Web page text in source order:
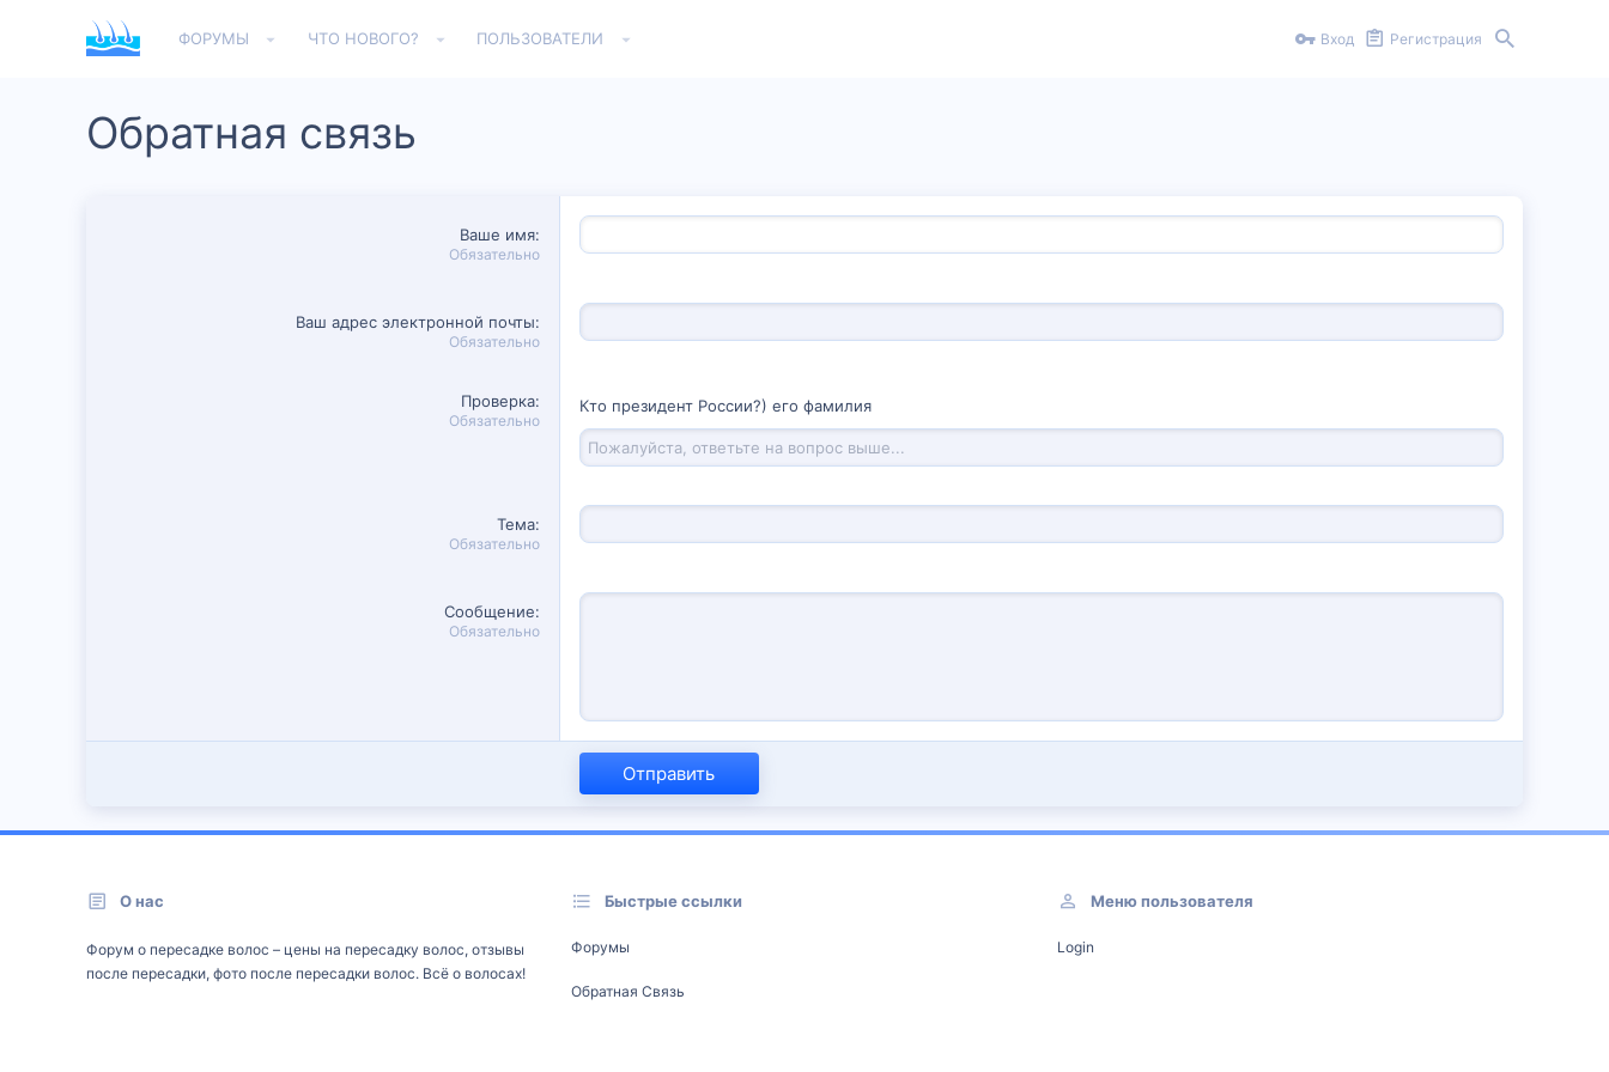
ФОРУМЫ ЧТО НОВОГО? ПОЛЬЗОВАТЕЛИ Вход Регистрация
Обратная связь
Ваше имя
Обязательно
Ваш адрес электронной почты
Обязательно
Проверка
Обязательно
Кто президент России?) его фамилия
Тема
Обязательно
Сообщение
Обязательно
Отправить
О нас
Форум о пересадке волос – цены на пересадку волос, отзывы
после пересадки, фото после пересадки волос. Всё о волосах!
Быстрые ссылки
Форумы
Обратная Связь
Меню пользователя
Login